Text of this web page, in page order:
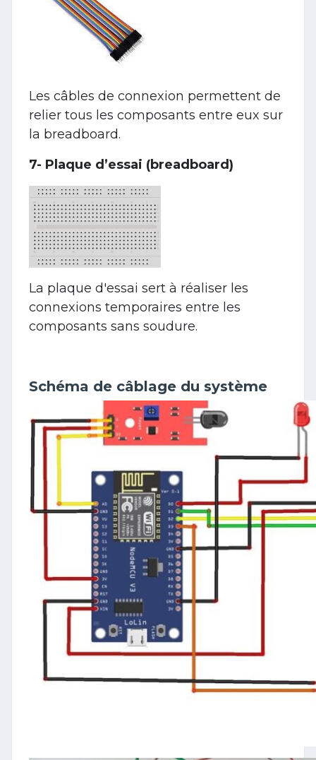
Les câbles de connexion permettent de
relier tous les composants entre eux sur
la breadboard.
7- Plaque d’essai (breadboard)
La plaque d'essai sert à réaliser les
connexions temporaires entre les
composants sans soudure.
Schéma de câblage du système